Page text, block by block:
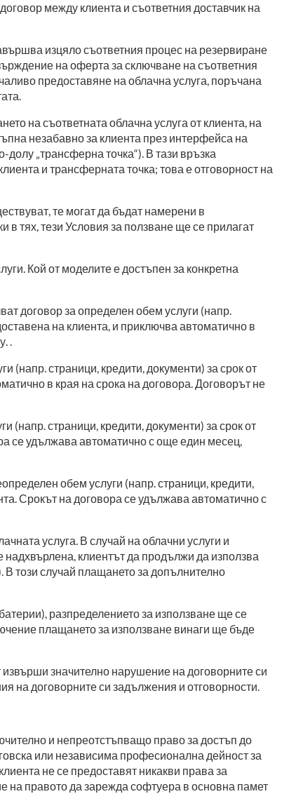
между клиента и съответния доставчик на
изцяло съответния процес на резервиране
на оферта за сключване на съответния
предоставяне на облачна услуга, поръчана
на съответната облачна услуга от клиента, на
незабавно за клиента през интерфейса на
„трансферна точка“). В тази връзка
и трансферната точка; това е отговорност на
те могат да бъдат намерени в
в тях, тези Условия за ползване ще се прилагат
Кой от моделите е достъпен за конкретна
договор за определен обем услуги (напр.
на клиента, и приключва автоматично в
.
(напр. страници, кредити, документи) за срок от
в края на срока на договора. Договорът не
(напр. страници, кредити, документи) за срок от
се удължава автоматично с още един месец,
обем услуги (напр. страници, кредити,
Срокът на договора се удължава автоматично с
услуга. В случай на облачни услуги и
клиентът да продължи да използва
В този случай плащането за допълнително
разпределението за използване ще се
плащането за използване винаги ще бъде
извърши значително нарушение на договорните си
на договорните си задължения и отговорности.
и непреотстъпващо право за достъп до
или независима професионална дейност за
не се предоставят никакви права за
на правото да зарежда софтуера в основна памет